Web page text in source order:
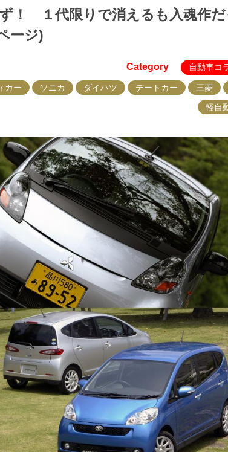
！ １代限りで消えるも入魂作
ージ)
Category 自動車コ
カー ソニカ ダイハツ デートカー
三菱
軽自